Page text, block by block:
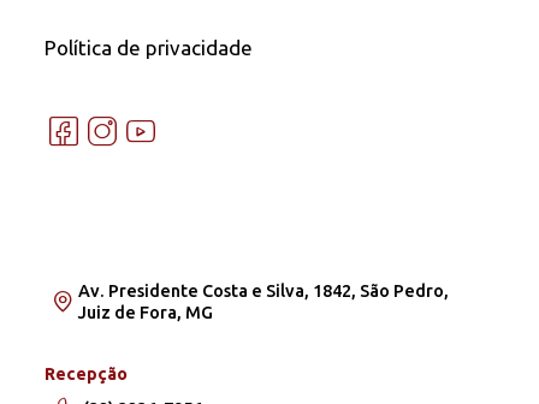
Política de privacidade
Av. Presidente Costa e Silva, 1842, São Pedro,
Juiz de Fora, MG
Recepção